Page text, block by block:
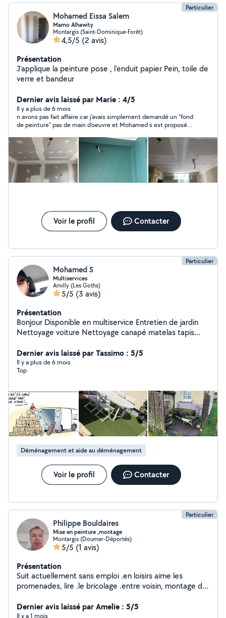
Particulier
Mohamed Eissa Salem
Mamo Alhawity
Montargis (Saint-Dominique-Forêt)
4,5/5 (2 avis)
Présentation
J'applique la peinture pose , l'enduit papier Pein, toile de
verre et bandeur
Dernier avis laissé par Marie : 4/5
Il y a plus de 6 mois
n avons pas fait affaire car j'avais simplement demandé un "fond
de peinture" pas de main d'oeuvre et Mohamed s est proposé
Voir le profil Contacter
Particulier
Mohamed S
Multiservices
Amilly (Les Goths)
5/5 (3 avis)
Présentation
Bonjour Disponible en multiservice Entretien de jardin
Nettoyage voiture Nettoyage canapé matelas tapis
Déménagement long&cour trajet Dépannage fibre
optique Montage de meuble, étagères Accrochage tv
Dernier avis laissé par Tassimo : 5/5
Il y a plus de 6 mois
Top
Déménagement et aide au déménagement
Voir le profil Contacter
Particulier
Philippe Bouldaires
Mise en peinture ,montage
Montargis (Doumer-Déportés)
5/5 (1 avis)
Présentation
Suit actuellement sans emploi .en loisirs aime les
promenades, lire .le bricolage .entre voisin, montage de
peint ,toile de verre,
Dernier avis laissé par Amelie : 5/5
Il y a 1 mois